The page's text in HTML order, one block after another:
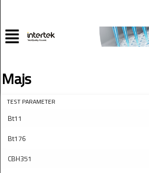
Majs
TEST PARAMETER
Bt11
Bt176
CBH351